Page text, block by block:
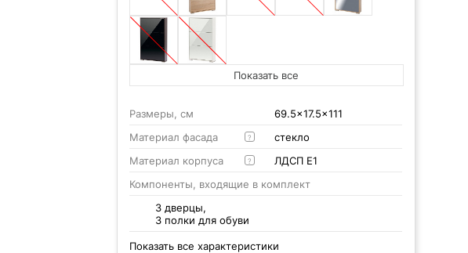
Показать все
Размеры, см
69.5x17.5x111
Материал фасада
?
стекло
Материал корпуса
?
ЛДСП Е1
Компоненты, входящие в комплект
3 дверцы,
3 полки для обуви
Показать все характеристики